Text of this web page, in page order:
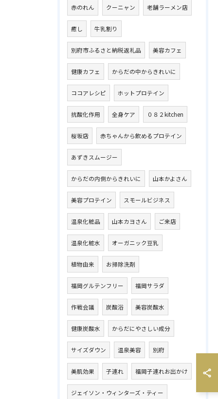
赤のれん クーニャン 老舗ラーメン店
癒し 牛乳割り
別府市ふるさと納税返礼品 美容カフェ
健康カフェ からだの中からきれいに
ココアレシピ ホットプロテイン
抗酸化作用 全身ケア ０８２kitchen
桜坂店 赤ちゃんから飲めるプロテイン
あずきスムージー
からだの内側からきれいに 山本かよさん
美容プロテイン スモールビジネス
温泉化粧品 山本カヨさん ご来店
温泉化粧水 オーガニック豆乳
植物由来 お掃除洗剤
福岡グルテンフリー 福岡サラダ
作戦会議 炭酸浴 美容炭酸水
健康炭酸水 からだにやさしい成分
サイズダウン 温泉美容 別府
美肌効果 子連れ 福岡子連れお出かけ
ジェイソン・ウィンターズ・ティー